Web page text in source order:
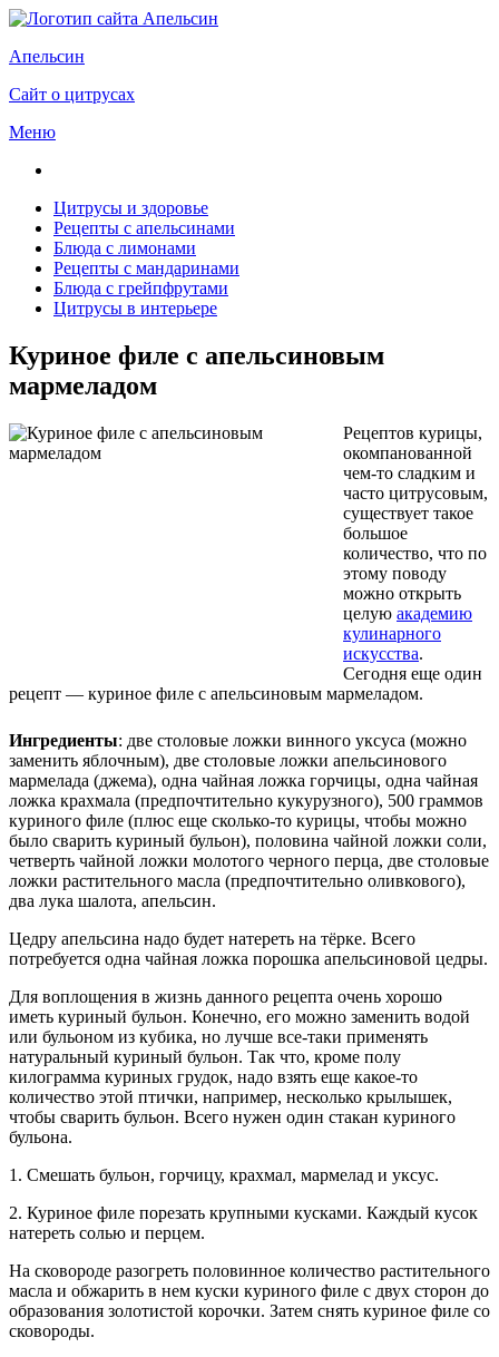
Апельсин
Сайт о цитрусах
Меню
Цитрусы и здоровье
Рецепты с апельсинами
Блюда с лимонами
Рецепты с мандаринами
Блюда с грейпфрутами
Цитрусы в интерьере
Куриное филе с апельсиновым
мармеладом
Рецептов курицы,
окомпанованной
чем-то сладким и
часто цитрусовым,
существует такое
большое
количество, что по
этому поводу
можно открыть
целую академию
кулинарного
искусства.
Сегодня еще один
рецепт — куриное филе с апельсиновым мармеладом.
Ингредиенты: две столовые ложки винного уксуса (можно
заменить яблочным), две столовые ложки апельсинового
мармелада (джема), одна чайная ложка горчицы, одна чайная
ложка крахмала (предпочтительно кукурузного), 500 граммов
куриного филе (плюс еще сколько-то курицы, чтобы можно
было сварить куриный бульон), половина чайной ложки соли,
четверть чайной ложки молотого черного перца, две столовые
ложки растительного масла (предпочтительно оливкового),
два лука шалота, апельсин.
Цедру апельсина надо будет натереть на тёрке. Всего
потребуется одна чайная ложка порошка апельсиновой цедры.
Для воплощения в жизнь данного рецепта очень хорошо
иметь куриный бульон. Конечно, его можно заменить водой
или бульоном из кубика, но лучше все-таки применять
натуральный куриный бульон. Так что, кроме полу
килограмма куриных грудок, надо взять еще какое-то
количество этой птички, например, несколько крылышек,
чтобы сварить бульон. Всего нужен один стакан куриного
бульона.
1. Смешать бульон, горчицу, крахмал, мармелад и уксус.
2. Куриное филе порезать крупными кусками. Каждый кусок
натереть солью и перцем.
На сковороде разогреть половинное количество растительного
масла и обжарить в нем куски куриного филе с двух сторон до
образования золотистой корочки. Затем снять куриное филе со
сковороды.